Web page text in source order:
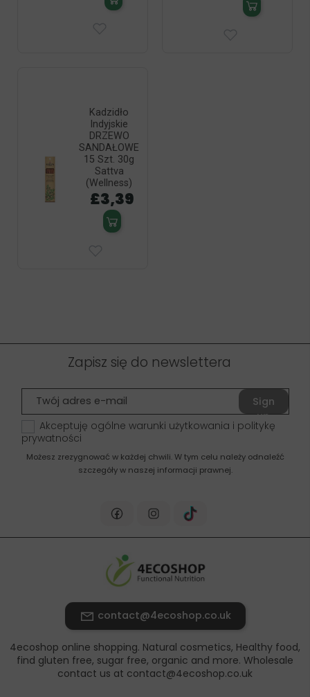
Kadzidło
Indyjskie
DRZEWO
SANDAŁOWE
15 Szt. 30g
Sattva
(Wellness)
£3,39
Zapisz się do newslettera
Sign
up
Akceptuję ogólne warunki użytkowania i politykę
prywatności
Możesz zrezygnować w każdej chwili. W tym celu należy odnaleźć
szczegóły w naszej informacji prawnej.
contact@4ecoshop.co.uk
4ecoshop online shopping. Natural cosmetics, Healthy food,
find gluten free, sugar free, organic and more. Wholesale
contact us at contact@4ecoshop.co.uk